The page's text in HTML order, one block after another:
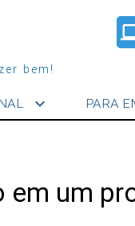
bem!
expand_more PARA
em um